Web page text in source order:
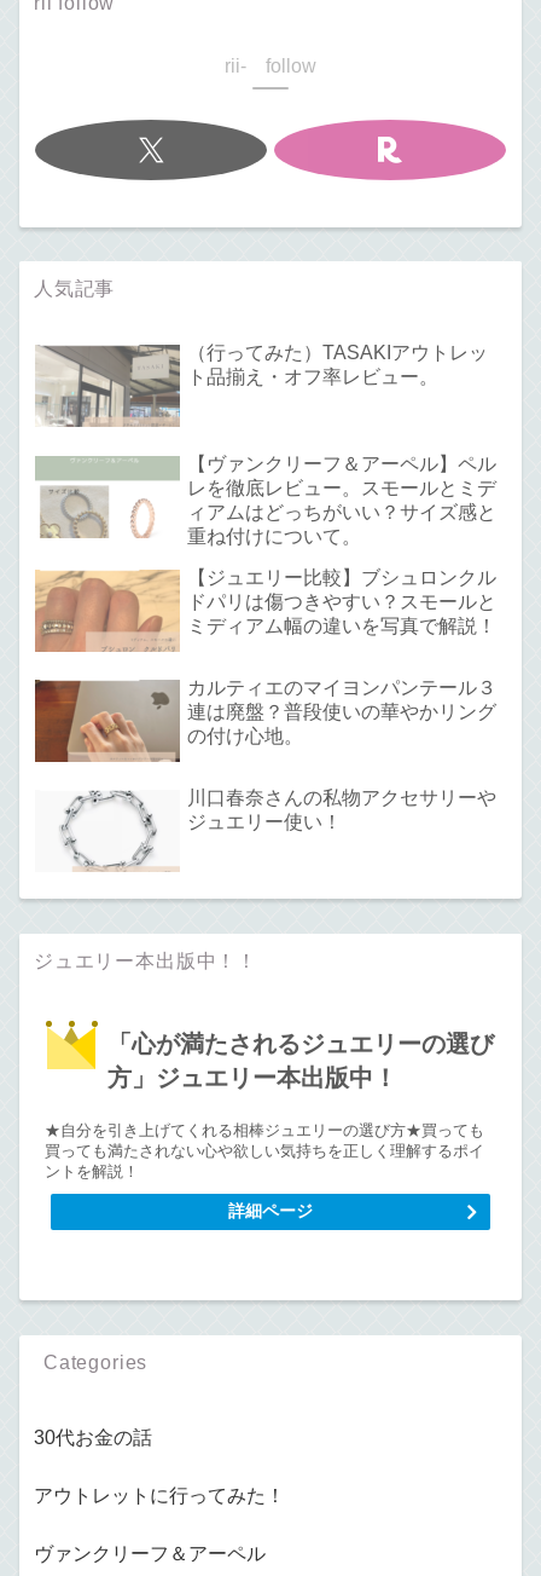
rii- follow
人気記事
（行ってみた）TASAKIアウトレッ
ト品揃え・オフ率レビュー。
【ヴァンクリーフ＆アーペル】ペル
レを徹底レビュー。スモールとミデ
ィアムはどっちがいい？サイズ感と
重ね付けについて。
【ジュエリー比較】ブシュロンクル
ドパリは傷つきやすい？スモールと
ミディアム幅の違いを写真で解説！
カルティエのマイヨンパンテール３
連は廃盤？普段使いの華やかリング
の付け心地。
川口春奈さんの私物アクセサリーや
ジュエリー使い！
ジュエリー本出版中！！
「心が満たされるジュエリーの選び
方」ジュエリー本出版中！
★自分を引き上げてくれる相棒ジュエリーの選び方★買っても
買っても満たされない心や欲しい気持ちを正しく理解するポイ
ントを解説！
詳細ページ
Categories
30代お金の話
アウトレットに行ってみた！
ヴァンクリーフ＆アーペル